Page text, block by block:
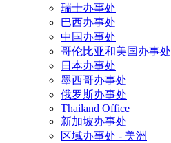
瑞士办事处
巴西办事处
中国办事处
哥伦比亚和美国办事处
日本办事处
墨西哥办事处
俄罗斯办事处
Thailand Office
新加坡办事处
区域办事处 - 美洲